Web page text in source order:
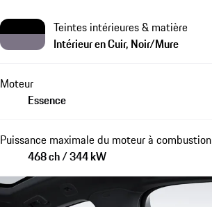
Teintes intérieures & matière
Intérieur en Cuir, Noir/Mure
Moteur
Essence
Puissance maximale du moteur à combustion
468 ch / 344 kW